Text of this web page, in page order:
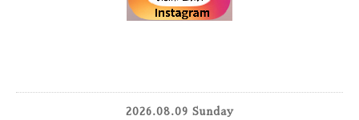
2026.08.09 Sunday